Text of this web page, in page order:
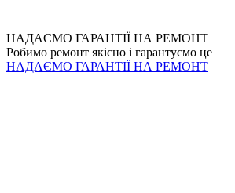
НАДАЄМО ГАРАНТІЇ НА РЕМОНТ
Робимо ремонт якісно і гарантуємо це
НАДАЄМО ГАРАНТІЇ НА РЕМОНТ